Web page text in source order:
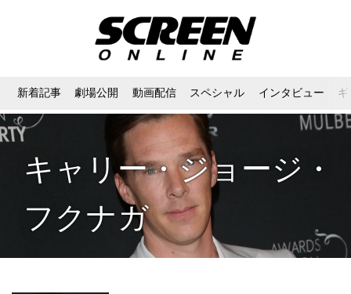
新着記事 劇場公開 動画配信 スペシャル インタビュー
キャリー・ジョージ・
フクナガ